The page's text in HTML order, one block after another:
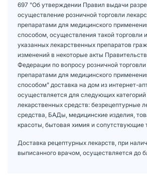
697 "Об утверждении Правил выдачи
осуществление розничной торговли
препаратами для медицинского
способом, осуществления такой торговли
указанных лекарственных препаратов
изменений в некоторые акты
Федерации по вопросу розничной
препаратами для медицинского
способом" доставка на дом из интернет-
осуществляется для следующих категорий
лекарственных средств: безрецептурные
средства, БАДы, медицинские изделия,
красоты, бытовая химия и сопутствующие
Доставка рецептурных лекарств, при
выписанного врачом, осуществляется до